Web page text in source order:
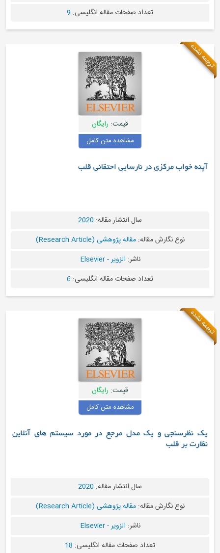
تعداد صفحات مقاله انگلیسی:9
رایگان
مشاهده متن کامل
مرکزی در نارسایی احتقانی قلب
سال انتشار مقاله:2020
نوع نگارش مقاله:مقاله پژوهشی (Research Article)
الزویر - Elsevier
تعداد صفحات مقاله انگلیسی:6
رایگان
مشاهده متن کامل
و یک مدل مرجع در مورد سیستم های آنلاین
بر قلب
سال انتشار مقاله:2020
نوع نگارش مقاله:مقاله پژوهشی (Research Article)
الزویر - Elsevier
تعداد صفحات مقاله انگلیسی:18